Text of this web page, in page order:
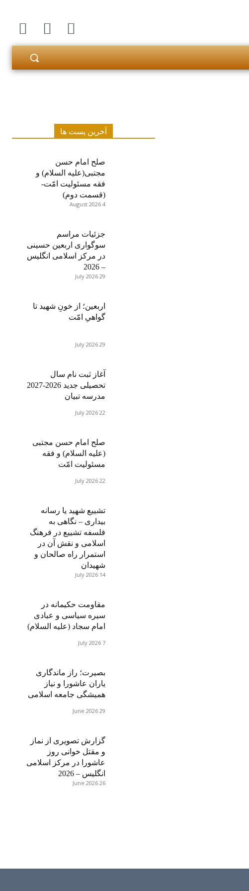
آخرین پست ها
صلح امام حسن
مجتبی(علیه السلام) و
فقه مسئولیت امّت-
(قسمت دوم)
4 August 2026
جزئیات مراسم
سوگواری اربعین حسینی
در مرکز اسلامی انگلیس
– 2026
29 July 2026
اربعین؛ از خونِ شهید تا
گواهیِ امّت
29 July 2026
آغاز ثبت نام سال
تحصیلی جدید 2026-2027
مدرسه تبیان
22 July 2026
صلح امام حسن مجتبی
(علیه السلام) و فقه
مسئولیت امّت
22 July 2026
تشییع شهید یا رسانه
بیداری – نگاهی به
فلسفه تشییع در فرهنگ
اسلامی و نقش آن در
استمرار راه صالحان و
شهیدان
14 July 2026
مقاومت حکیمانه در
سیره سیاسی و عبادی
امام سجاد (علیه السلام)
7 July 2026
بصیرت؛ راز ماندگاری
یاران عاشورا و نیاز
همیشگی جامعه اسلامی
29 June 2026
گزارش تصویری از نماز
و مقتل خوانی روز
عاشورا در مرکز اسلامی
انگلیس – 2026
26 June 2026